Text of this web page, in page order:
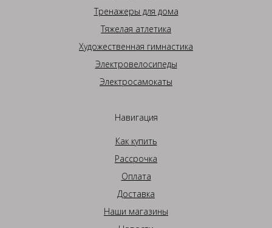
Тренажеры для дома
Тяжелая атлетика
Художественная гимнастика
Электровелосипеды
Электросамокаты
Навигация
Как купить
Рассрочка
Оплата
Доставка
Наши магазины